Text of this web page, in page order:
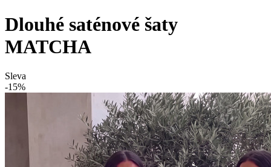
Dlouhé saténové šaty
MATCHA
Sleva
-15%